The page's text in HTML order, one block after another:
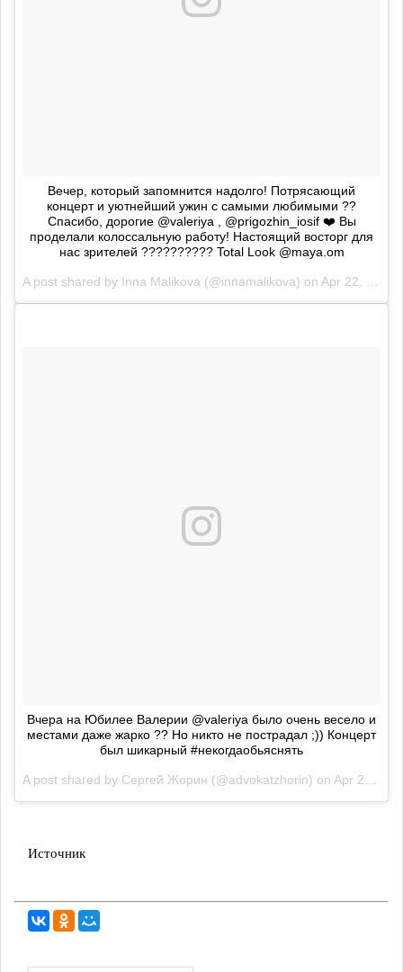
Вечер, который запомнится надолго! Потрясающий
концерт и уютнейший ужин с самыми любимыми ??
Спасибо, дорогие @valeriya , @prigozhin_iosif ❤️ Вы
проделали колоссальную работу! Настоящий восторг для
нас зрителей ?????????? Total Look @maya.om
A post shared by Inna Malikova (@innamalikova) on Apr 22, 2018 at 4:13am PDT
Вчера на Юбилее Валерии @valeriya было очень весело и
местами даже жарко ?? Но никто не пострадал ;)) Концерт
был шикарный #некогдаобьяснять
A post shared by Сергей Жорин (@advokatzhorin) on Apr 22, 2018 at 3:53am PDT
Источник